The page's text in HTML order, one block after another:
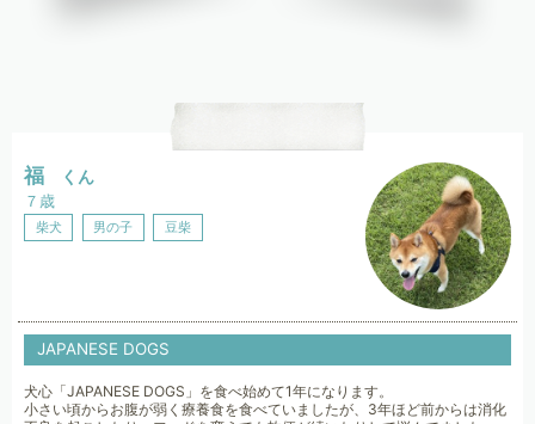
福 くん
７歳
柴犬 男の子 豆柴
JAPANESE DOGS
犬心「JAPANESE DOGS」を食べ始めて1年になります。
小さい頃からお腹が弱く療養食を食べていましたが、3年ほど前からは消化